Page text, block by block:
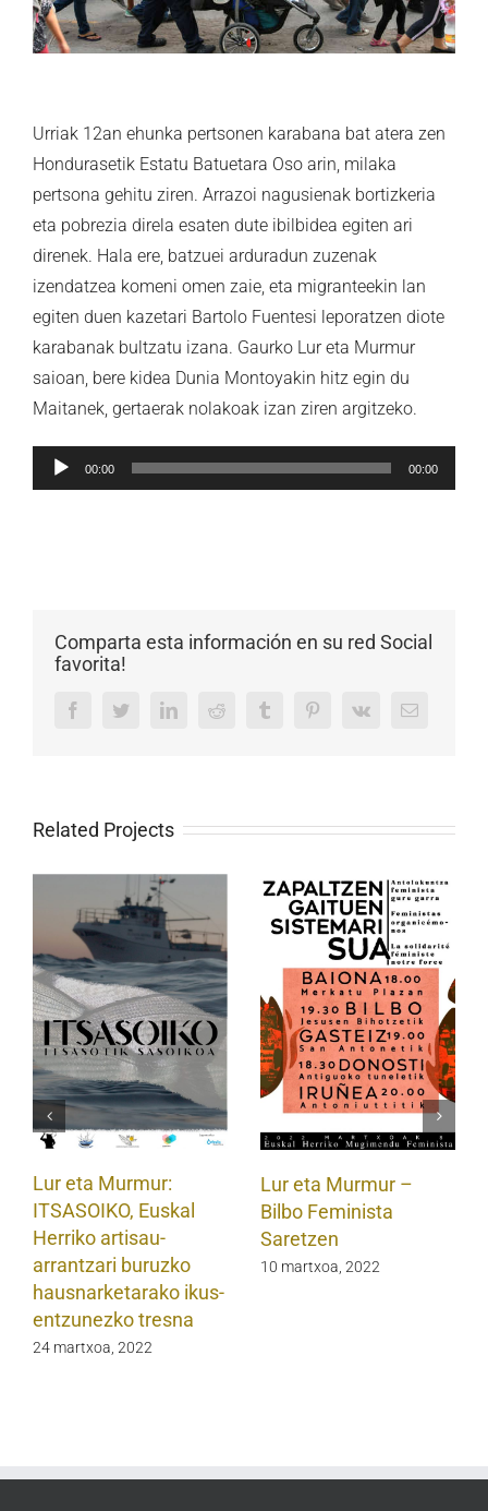
Urriak 12an ehunka pertsonen karabana bat atera zen
Hondurasetik Estatu Batuetara Oso arin, milaka
pertsona gehitu ziren. Arrazoi nagusienak bortizkeria
eta pobrezia direla esaten dute ibilbidea egiten ari
direnek. Hala ere, batzuei arduradun zuzenak
izendatzea komeni omen zaie, eta migranteekin lan
egiten duen kazetari Bartolo Fuentesi leporatzen diote
karabanak bultzatu izana. Gaurko Lur eta Murmur
saioan, bere kidea Dunia Montoyakin hitz egin du
Maitanek, gertaerak nolakoak izan ziren argitzeko.
Soinu
erreproduzigailua
00:00 00:00
Comparta esta información en su red Social
favorita!
FacebookTwitterLinkedInReddit Tumblr PinterestVk Email
Related Projects
Lur eta Murmur:
ITSASOIKO, Euskal
Herriko artisau-
arrantzari buruzko
hausnarketarako ikus-
entzunezko tresna
24 martxoa, 2022
Lur eta Murmur –
Bilbo Feminista
Saretzen
10 martxoa, 2022